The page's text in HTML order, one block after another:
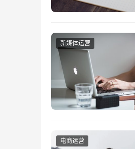
新媒体运营
电商运营